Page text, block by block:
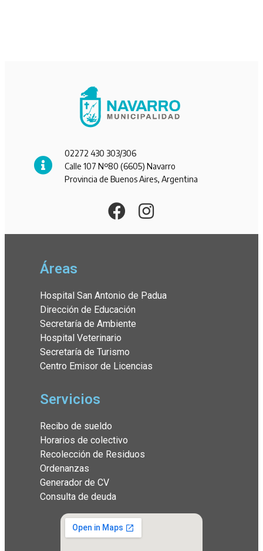
02272 430 303/306
Calle 107 Nº80 (6605) Navarro
Provincia de Buenos Aires, Argentina
Áreas
Hospital San Antonio de Padua
Dirección de Educación
Secretaría de Ambiente
Hospital Veterinario
Secretaría de Turismo
Centro Emisor de Licencias
Servicios
Recibo de sueldo
Horarios de colectivo
Recolección de Residuos
Ordenanzas
Generador de CV
Consulta de deuda